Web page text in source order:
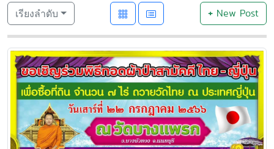
เรียงลำดับ +New Post